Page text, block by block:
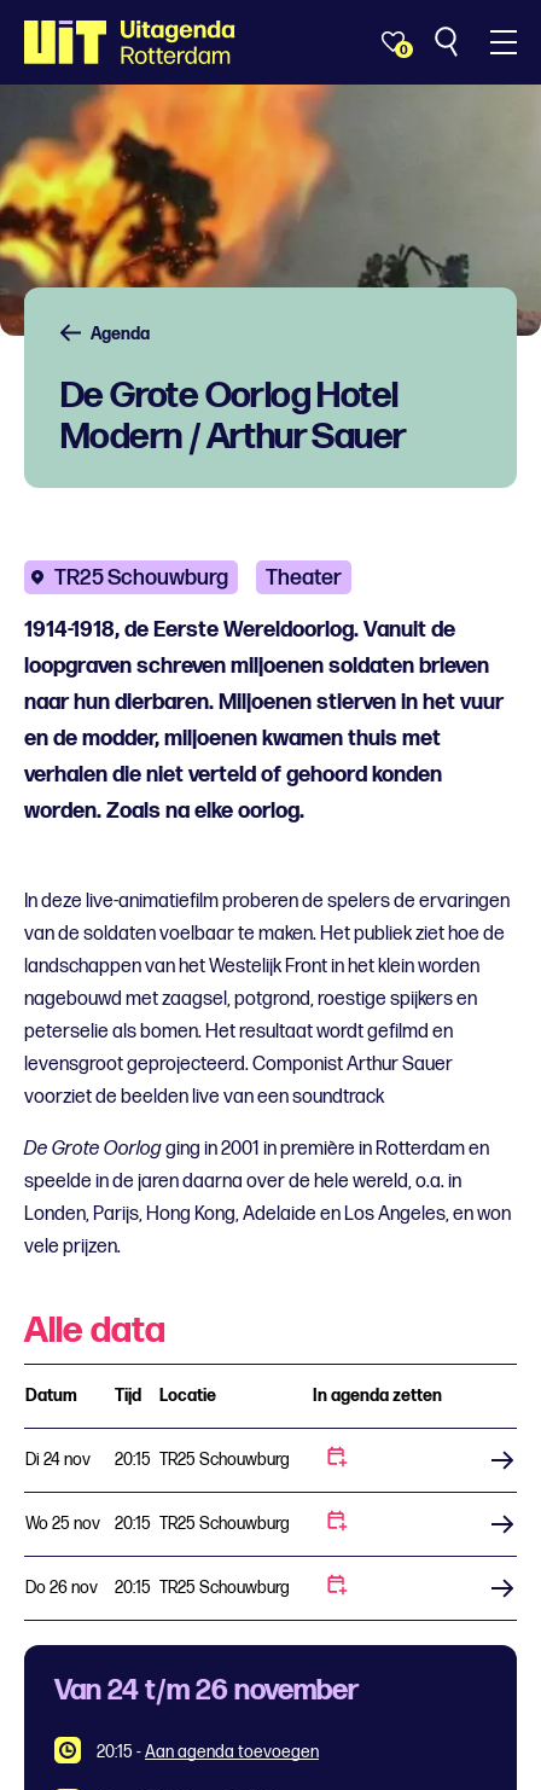
0
Agenda
De Grote Oorlog Hotel
Modern / Arthur Sauer
TR25 Schouwburg Theater
1914-1918, de Eerste Wereldoorlog. Vanuit de
loopgraven schreven miljoenen soldaten brieven
naar hun dierbaren. Miljoenen stierven in het vuur
en de modder, miljoenen kwamen thuis met
verhalen die niet verteld of gehoord konden
worden. Zoals na elke oorlog.
In deze live-animatiefilm proberen de spelers de ervaringen
van de soldaten voelbaar te maken. Het publiek ziet hoe de
landschappen van het Westelijk Front in het klein worden
nagebouwd met zaagsel, potgrond, roestige spijkers en
peterselie als bomen. Het resultaat wordt gefilmd en
levensgroot geprojecteerd. Componist Arthur Sauer
voorziet de beelden live van een soundtrack
De Grote Oorlogging in 2001 in première in Rotterdam en
speelde in de jaren daarna over de hele wereld, o.a. in
Londen, Parijs, Hong Kong, Adelaide en Los Angeles, en won
vele prijzen.
Alle data
Datum Tijd Locatie In agenda zetten
Di 24 nov 20:15 TR25 Schouwburg
Wo 25 nov 20:15 TR25 Schouwburg
Do 26 nov 20:15 TR25 Schouwburg
Van 24 t/m 26 november
20:15 -Aan agenda toevoegen